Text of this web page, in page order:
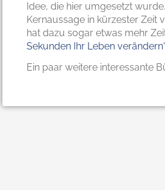
Idee, die hier umgesetzt
Kernaussage in kürzester Zeit
hat dazu sogar etwas mehr
Sekunden Ihr Leben verändern“
Ein paar weitere interessante